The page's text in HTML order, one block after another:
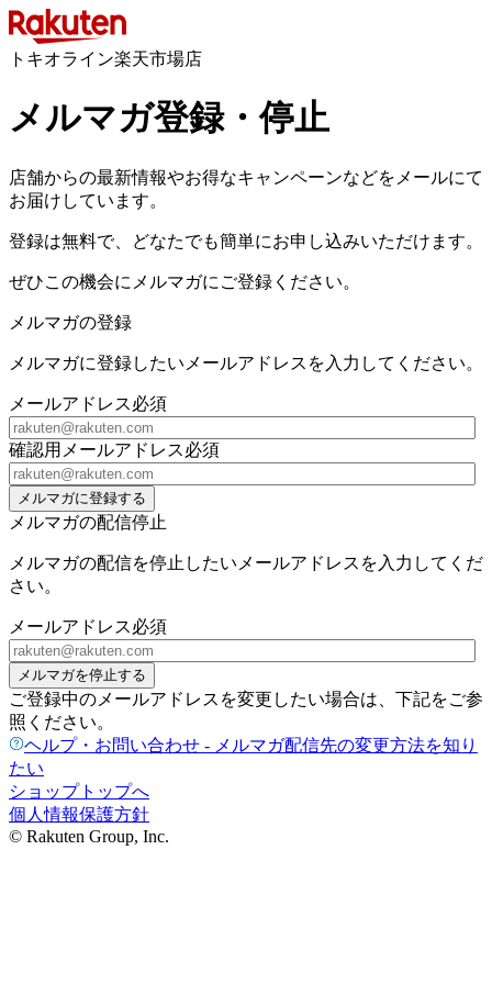
トキオライン楽天市場店
メルマガ登録・停止
店舗からの最新情報やお得なキャンペーンなどをメールにて
お届けしています。
登録は無料で、どなたでも簡単にお申し込みいただけます。
ぜひこの機会にメルマガにご登録ください。
メルマガの登録
メルマガに登録したいメールアドレスを入力してください。
メールアドレス必須
確認用メールアドレス必須
メルマガに登録する
メルマガの配信停止
メルマガの配信を停止したいメールアドレスを入力してくだ
さい。
メールアドレス必須
メルマガを停止する
ご登録中のメールアドレスを変更したい場合は、下記をご参
照ください。
ヘルプ・お問い合わせ - メルマガ配信先の変更方法を知り
たい
ショップトップへ
個人情報保護方針
© Rakuten Group, Inc.